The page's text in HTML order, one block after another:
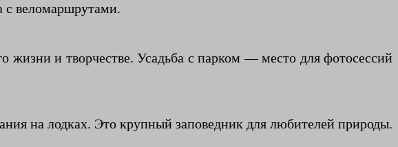
с веломаршрутами.
и творчестве. Усадьба с парком — место для фотосессий
на лодках. Это крупный заповедник для любителей природы.